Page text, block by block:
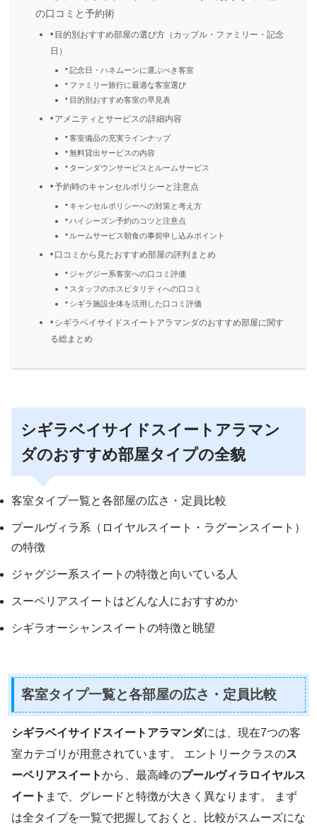
の口コミと予約術
目的別おすすめ部屋の選び方（カップル・ファミリー・記念
日）
記念日・ハネムーンに選ぶべき客室
ファミリー旅行に最適な客室選び
目的別おすすめ客室の早見表
アメニティとサービスの詳細内容
客室備品の充実ラインナップ
無料貸出サービスの内容
ターンダウンサービスとルームサービス
予約時のキャンセルポリシーと注意点
キャンセルポリシーへの対策と考え方
ハイシーズン予約のコツと注意点
ルームサービス朝食の事前申し込みポイント
口コミから見たおすすめ部屋の評判まとめ
ジャグジー系客室への口コミ評価
スタッフのホスピタリティへの口コミ
シギラ施設全体を活用した口コミ評価
シギラベイサイドスイートアラマンダのおすすめ部屋に関す
る総まとめ
シギラベイサイドスイートアラマン
ダのおすすめ部屋タイプの全貌
客室タイプ一覧と各部屋の広さ・定員比較
プールヴィラ系（ロイヤルスイート・ラグーンスイート）
の特徴
ジャグジー系スイートの特徴と向いている人
スーペリアスイートはどんな人におすすめか
シギラオーシャンスイートの特徴と眺望
客室タイプ一覧と各部屋の広さ・定員比較
シギラベイサイドスイートアラマンダには、現在7つの客
室カテゴリが用意されています。 エントリークラスのス
ーペリアスイートから、最高峰のプールヴィラロイヤルス
イート まで、グレードと特徴が大きく異なります。 まず
は全タイプを一覧で把握しておくと、比較がスムーズにな